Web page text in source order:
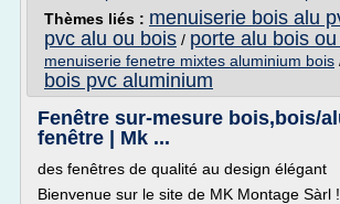
Thèmes liés : menuiserie bois alu
pvc alu ou bois / porte alu bois
menuiserie fenetre mixtes aluminium bois
bois pvc aluminium
Fenêtre sur-mesure bois,bois/
fenêtre | Mk ...
des fenêtres de qualité au design élégant
Bienvenue sur le site de MK Montage Sàrl